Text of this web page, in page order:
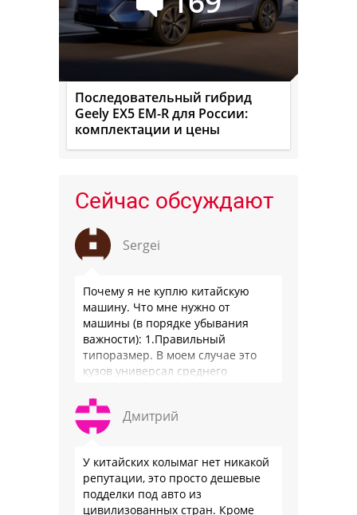
Последовательный гибрид
Geely EX5 EM-R для России:
комплектации и цены
Сейчас обсуждают
Sergei
Почему я не куплю китайскую
машину. Что мне нужно от
машины (в порядке убывания
важности): 1.Правильный
типоразмер. В моем случае это
кузов универсал среднего
быть уверенным, что она меня
везде довезет и …
Дмитрий
У китайских колымаг нет никакой
репутации, это просто дешевые
подделки под авто из
цивилизованных стран. Кроме